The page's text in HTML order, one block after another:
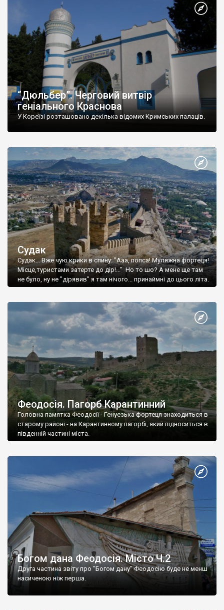
“Дюльбер”. Черговий витвір
геніального Краснова
У Кореїзі розташовано декілька відомих Кримських палаців.
Судак
Судак... Вже чую крики в спину: "Ааа, попса! Муляжна фортеця!
Місце,туристами затерте до дір!..." Но то шо? А мене ще там
не було, ну не "дірявив" я там нічого... принаймні до цього літа.
Феодосія. Пагорб Карантинний
Головна памятка Феодосії - Генуезька фортеця знаходиться в
старому районі - на Карантинному пагорбі, який підноситься в
південній частині міста.
Богом дана Феодосія. Місто Ч.2
Друга частина звіту про "Богом дану" Феодосію буде не менш
насиченою ніж перша.